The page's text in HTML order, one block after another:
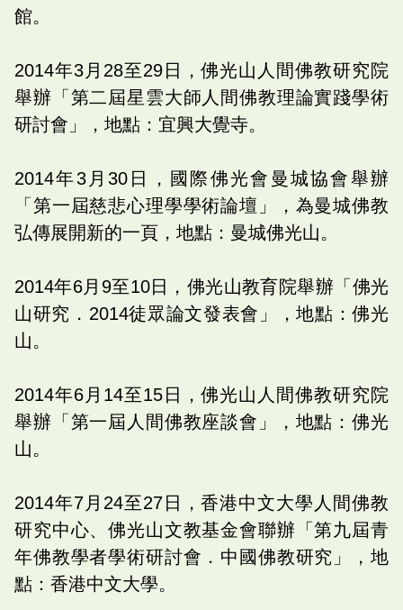
館。
2014年3月28至29日，佛光山人間佛教研究院
舉辦「第二屆星雲大師人間佛教理論實踐學術
研討會」，地點：宜興大覺寺。
2014年3月30日，國際佛光會曼城協會舉辦
「第一屆慈悲心理學學術論壇」，為曼城佛教
弘傳展開新的一頁，地點：曼城佛光山。
2014年6月9至10日，佛光山教育院舉辦「佛光
山研究．2014徒眾論文發表會」，地點：佛光
山。
2014年6月14至15日，佛光山人間佛教研究院
舉辦「第一屆人間佛教座談會」，地點：佛光
山。
2014年7月24至27日，香港中文大學人間佛教
研究中心、佛光山文教基金會聯辦「第九屆青
年佛教學者學術研討會．中國佛教研究」，地
點：香港中文大學。